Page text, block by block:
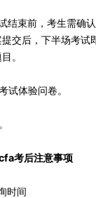
束前，考生需确认
交后，下半场考试
。
体验问卷。
考后注意事项
时间